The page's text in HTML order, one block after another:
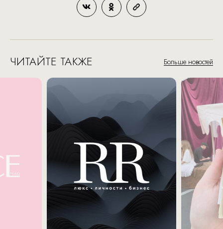
ЧИТАЙТЕ ТАКЖЕ Больше новостей